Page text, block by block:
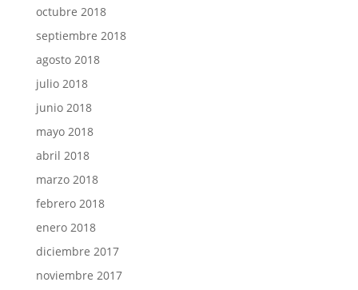
octubre 2018
septiembre 2018
agosto 2018
julio 2018
junio 2018
mayo 2018
abril 2018
marzo 2018
febrero 2018
enero 2018
diciembre 2017
noviembre 2017